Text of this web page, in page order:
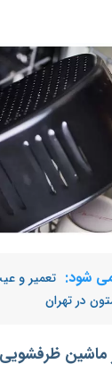
شود: تعمیر و
در تهران